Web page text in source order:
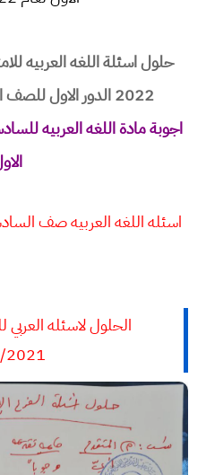
2022 الدور الاول للصف السادس العلمي الاحيائي
اسئله اللغه العربيه صف السادس الاحيائي
الحلول لاسئله
2021